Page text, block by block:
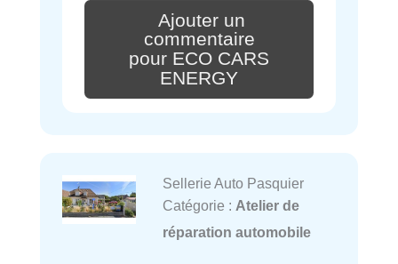
Ajouter un
commentaire
pour ECO CARS
ENERGY
Sellerie Auto Pasquier
Catégorie : Atelier de
réparation automobile